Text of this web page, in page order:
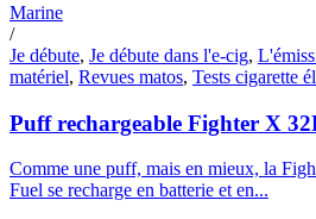
Marine
/
Je débute, Je débute dans l'e-cig,
matériel, Revues matos, Tests cigarette
Puff rechargeable Fighter X
Comme une puff, mais en mieux, la
Fuel se recharge en batterie et en...